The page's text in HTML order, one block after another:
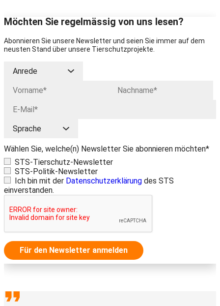
Möchten Sie regelmässig von uns lesen?
Abonnieren Sie unsere Newsletter und seien Sie immer auf dem
neusten Stand über unsere Tierschutzprojekte.
Wählen Sie, welche(n) Newsletter Sie abonnieren möchten*
STS-Tierschutz-Newsletter
STS-Politik-Newsletter
Ich bin mit der Datenschutzerklärung des STS
einverstanden.
Für den Newsletter anmelden